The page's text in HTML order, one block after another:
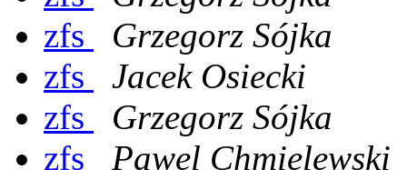
zfs
Grzegorz Sójka
zfs
Jacek Osiecki
zfs
Grzegorz Sójka
zfs
Pawel Chmielewski